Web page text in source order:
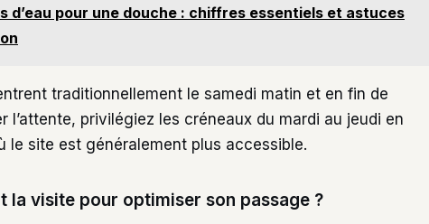
d’eau pour une douche : chiffres essentiels et astuces
traditionnellement le samedi matin et en fin de
l’attente, privilégiez les créneaux du mardi au jeudi en
le site est généralement plus accessible.
la visite pour optimiser son passage ?